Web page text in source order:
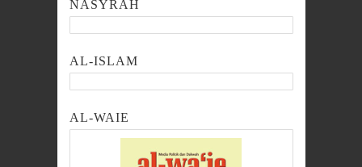
NASYRAH
AL-ISLAM
AL-WAIE